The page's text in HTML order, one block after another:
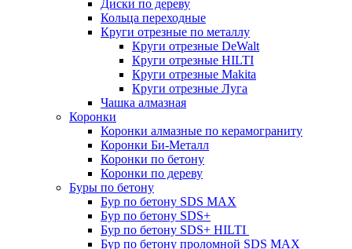
Диски по дереву
Кольца переходные
Круги отрезные по металлу
Круги отрезные DeWalt
Круги отрезные HILTI
Круги отрезные Makita
Круги отрезные Луга
Чашка алмазная
Коронки
Коронки алмазные по керамограниту
Коронки Би-Металл
Коронки по бетону
Коронки по дереву
Буры по бетону
Бур по бетону SDS MAX
Бур по бетону SDS+
Бур по бетону SDS+ HILTI
Бур по бетону проломной SDS MAX